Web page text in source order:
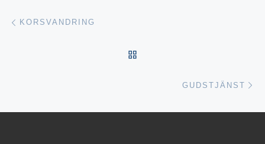
Inläggsnavigering
KORSVANDRING
GUDSTJÄNST